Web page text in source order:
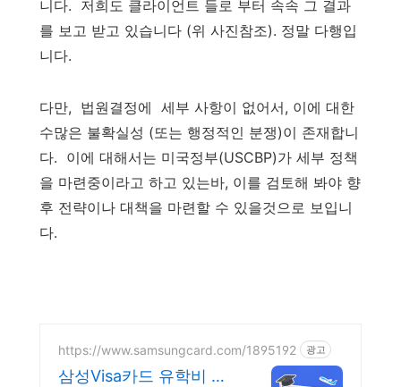
니다. 저희도 클라이언트 들로 부터 속속 그 결과
를 보고 받고 있습니다 (위 사진참조). 정말 다행입
니다.
다만, 법원결정에 세부 사항이 없어서, 이에 대한
수많은 불확실성 (또는 행정적인 분쟁)이 존재합니
다. 이에 대해서는 미국정부(USCBP)가 세부 정책
을 마련중이라고 하고 있는바, 이를 검토해 봐야 향
후 전략이나 대책을 마련할 수 있을것으로 보입니
다.
https://www.samsungcard.com/1895192 광고
삼성Visa카드 유학비 결